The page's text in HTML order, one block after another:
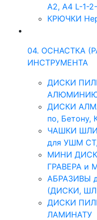
A2, А4 L-1-
КРЮЧКИ
04. ОСНАСТКА
ИНСТРУМЕНТА
ДИСКИ
ДИСКИ
по, Бетону,
ЧАШКИ
для УШМ
МИНИ
ГРАВЕРА и
АБРАЗИВЫ
(ДИСКИ,
ДИСКИ
ЛАМИНАТУ